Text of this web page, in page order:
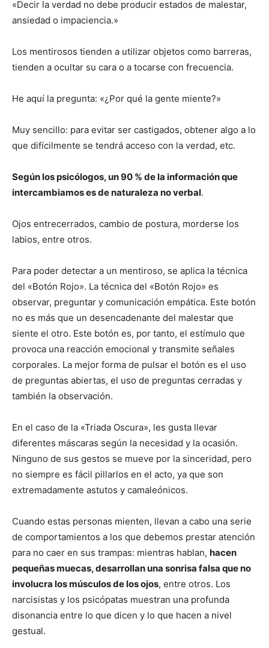
«Decir la verdad no debe producir estados de malestar,
ansiedad o impaciencia.»
Los mentirosos tienden a utilizar objetos como barreras,
tienden a ocultar su cara o a tocarse con frecuencia.
He aquí la pregunta: «¿Por qué la gente miente?»
Muy sencillo: para evitar ser castigados, obtener algo a lo
que difícilmente se tendrá acceso con la verdad, etc.
Según los psicólogos, un 90 % de la información que
intercambiamos es de naturaleza no verbal.
Ojos entrecerrados, cambio de postura, morderse los
labios, entre otros.
Para poder detectar a un mentiroso, se aplica la técnica
del «Botón Rojo». La técnica del «Botón Rojo» es
observar, preguntar y comunicación empática. Este botón
no es más que un desencadenante del malestar que
siente el otro. Este botón es, por tanto, el estímulo que
provoca una reacción emocional y transmite señales
corporales. La mejor forma de pulsar el botón es el uso
de preguntas abiertas, el uso de preguntas cerradas y
también la observación.
En el caso de la «Triada Oscura», les gusta llevar
diferentes máscaras según la necesidad y la ocasión.
Ninguno de sus gestos se mueve por la sinceridad, pero
no siempre es fácil pillarlos en el acto, ya que son
extremadamente astutos y camaleónicos.
Cuando estas personas mienten, llevan a cabo una serie
de comportamientos a los que debemos prestar atención
para no caer en sus trampas: mientras hablan, hacen
pequeñas muecas, desarrollan una sonrisa falsa que no
involucra los músculos de los ojos, entre otros. Los
narcisistas y los psicópatas muestran una profunda
disonancia entre lo que dicen y lo que hacen a nivel
gestual.